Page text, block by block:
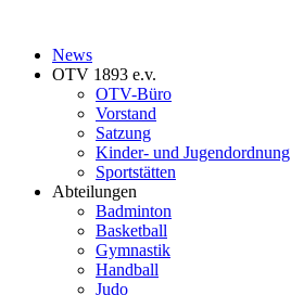
News
OTV 1893 e.v.
OTV-Büro
Vorstand
Satzung
Kinder- und Jugendordnung
Sportstätten
Abteilungen
Badminton
Basketball
Gymnastik
Handball
Judo